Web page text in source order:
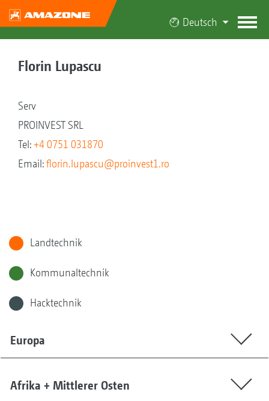
Deutsch
Florin Lupascu
Serv
PROINVEST SRL
Tel:+4 0751 031870
Email:florin.lupascu@proinvest1.ro
Landtechnik
Kommunaltechnik
Hacktechnik
Europa
Afrika + Mittlerer Osten